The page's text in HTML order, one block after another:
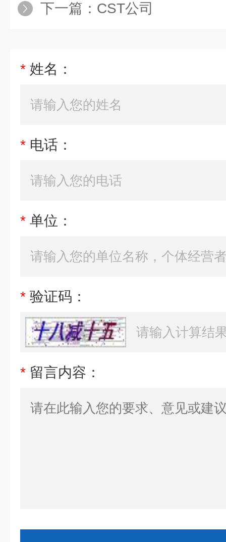
下一篇： CST公司
* 姓名：
* 电话：
* 单位：
* 验证码：
* 留言内容：